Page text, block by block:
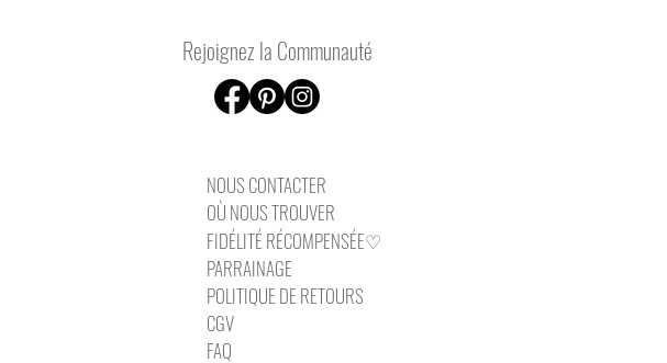
Rejoignez la Communauté
NOUS CONTACTER
OÙ NOUS TROUVER
FIDÉLITÉ RÉCOMPENSÉE♡
PARRAINAGE
POLITIQUE DE RETOURS
CGV
FAQ